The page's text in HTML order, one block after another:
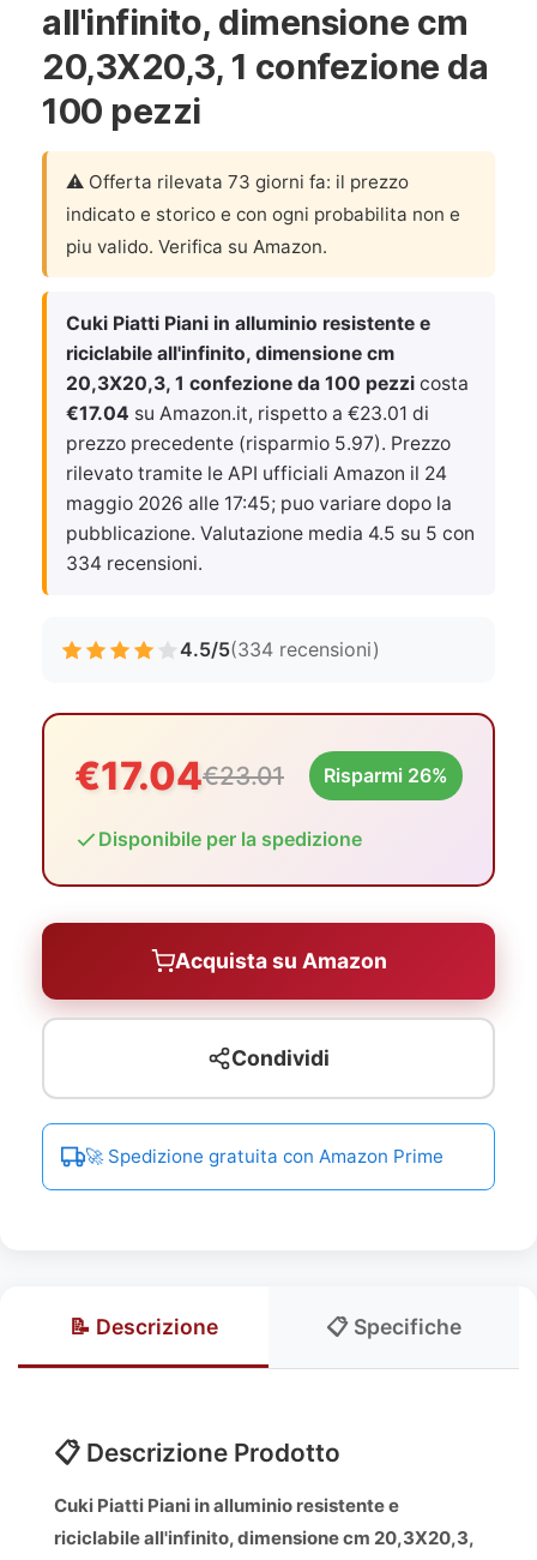
all'infinito, dimensione cm
20,3X20,3, 1 confezione da
100 pezzi
⚠️ Offerta rilevata 73 giorni fa: il prezzo
indicato e storico e con ogni probabilita non e
piu valido. Verifica su Amazon.
Cuki Piatti Piani in alluminio resistente e
riciclabile all'infinito, dimensione cm
20,3X20,3, 1 confezione da 100 pezzi costa
€17.04 su Amazon.it, rispetto a €23.01 di
prezzo precedente (risparmio 5.97). Prezzo
rilevato tramite le API ufficiali Amazon il 24
maggio 2026 alle 17:45; puo variare dopo la
pubblicazione. Valutazione media 4.5 su 5 con
334 recensioni.
4.5/5(334 recensioni)
€17.04€23.01 Risparmi 26%
Disponibile per la spedizione
Acquista su Amazon
Condividi
🚀 Spedizione gratuita con Amazon Prime
📝 Descrizione 📋 Specifiche
📋 Descrizione Prodotto
Cuki Piatti Piani in alluminio resistente e
riciclabile all'infinito, dimensione cm 20,3X20,3,